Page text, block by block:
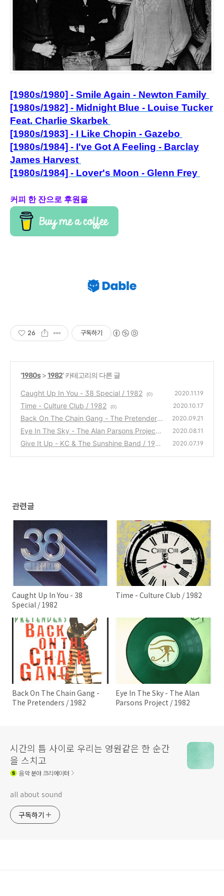
[1980s/1980] - Smile Again - Newton Family
[1980s/1982] - Midnight Blue - Louise Tucker
Feat. Charlie Skarbek
[1980s/1983] - I Like Chopin - Gazebo
[1980s/1984] - I've Got A Feeling - Barclay
James Harvest
[1980s/1984] - Lover's Moon - Glenn Frey
커피 한 잔으로 후원을
26 구독하기
'1980s>1982' 카테고리의 다른 글
Caught Up In You - 38 Special / 1982 (0) 2020.11.19
Time - Culture Club / 1982 (0) 2020.10.17
Back On The Chain Gang - The Pretenders
/ 1982
(0)
2020.09.21
Eye In The Sky - The Alan Parsons Project /
1982
(0)
2020.08.11
Give It Up - KC & The Sunshine Band / 1982 2020.07.19
관련글
Caught Up In You - 38
Special / 1982
Time - Culture Club / 1982
Back On The Chain Gang -
The Pretenders / 1982
Eye In The Sky - The Alan
Parsons Project / 1982
시간의 틈 사이로 우리는 영원같은 한 순간
을 스치고
음악분야 크리에이터
all about sound
구독하기